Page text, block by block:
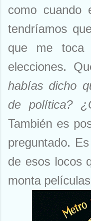
como cuando
tendríamos
que me
elecciones.
habías dicho
de política?
También es
preguntado.
de esos locos
monta